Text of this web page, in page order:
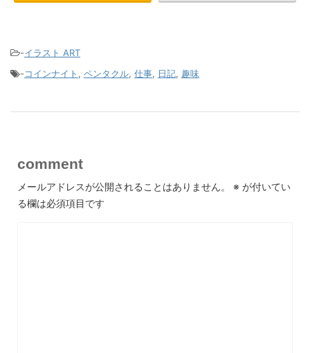
-イラスト ART
-コインナイト , ペンタクル, 仕事, 日記, 趣味
comment
メールアドレスが公開されることはありません。 ※ が付いてい
る欄は必須項目です